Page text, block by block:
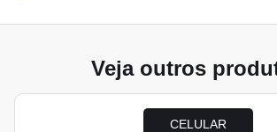
Veja outros
CELULAR